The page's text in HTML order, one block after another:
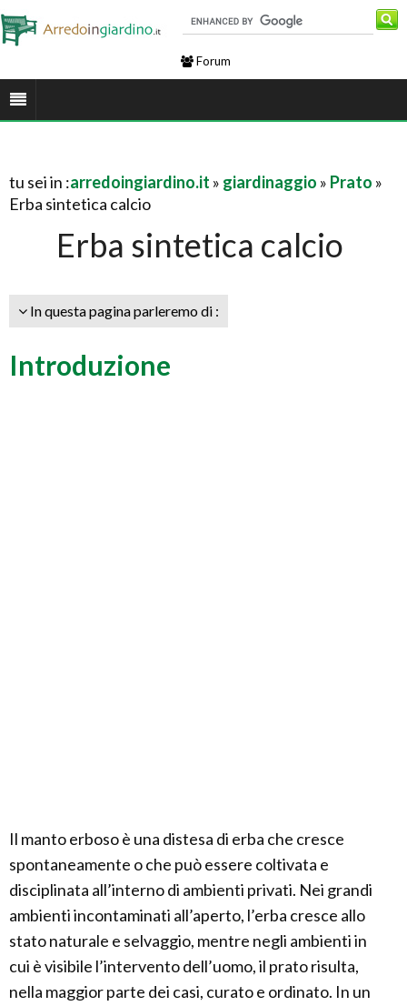
Forum
tu sei in :arredoingiardino.it » giardinaggio » Prato »
Erba sintetica calcio
Erba sintetica calcio
In questa pagina parleremo di :
Introduzione
Il manto erboso è una distesa di erba che cresce
spontaneamente o che può essere coltivata e
disciplinata all’interno di ambienti privati. Nei grandi
ambienti incontaminati all’aperto, l’erba cresce allo
stato naturale e selvaggio, mentre negli ambienti in
cui è visibile l’intervento dell’uomo, il prato risulta,
nella maggior parte dei casi, curato e ordinato. In un